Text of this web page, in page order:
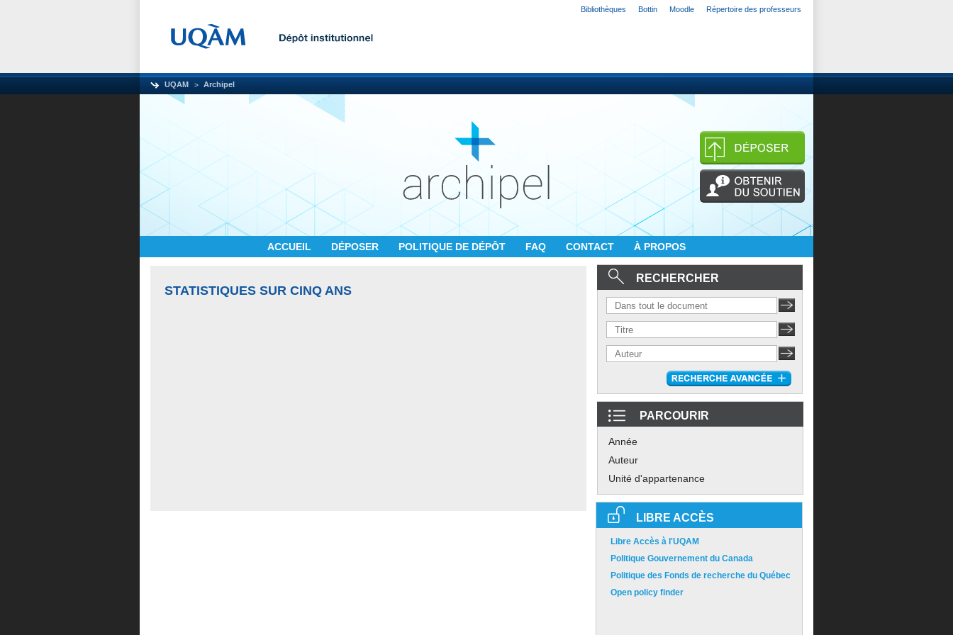
Bibliothèques Bottin Moodle Répertoire des professeurs
UQAM Archipel
ACCUEIL DÉPOSER POLITIQUE DE DÉPÔT FAQ CONTACT À PROPOS
STATISTIQUES SUR CINQ ANS
RECHERCHER
PARCOURIR
Année
Auteur
Unité d'appartenance
LIBRE ACCÈS
Libre Accès à l'UQAM
Politique Gouvernement du Canada
Politique des Fonds de recherche du Québec
Open policy finder